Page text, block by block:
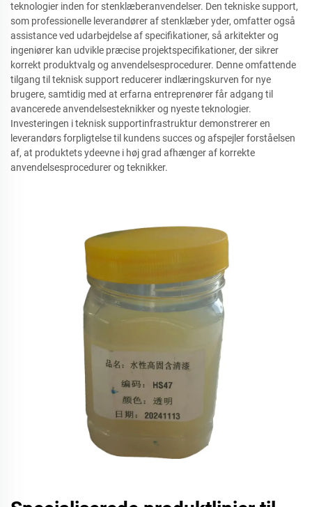
teknologier inden for stenklæberanvendelser. Den tekniske support,
som professionelle leverandører af stenklæber yder, omfatter også
assistance ved udarbejdelse af specifikationer, så arkitekter og
ingeniører kan udvikle præcise projektspecifikationer, der sikrer
korrekt produktvalg og anvendelsesprocedurer. Denne omfattende
tilgang til teknisk support reducerer indlæringskurven for nye
brugere, samtidig med at erfarna entreprenører får adgang til
avancerede anvendelsesteknikker og nyeste teknologier.
Investeringen i teknisk supportinfrastruktur demonstrerer en
leverandørs forpligtelse til kundens succes og afspejler forståelsen
af, at produktets ydeevne i høj grad afhænger af korrekte
anvendelsesprocedurer og teknikker.